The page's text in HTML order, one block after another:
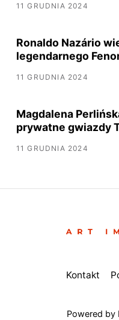
11 GRUDNIA 2024
Ronaldo Nazário
legendarnego
11 GRUDNIA 2024
Magdalena
prywatne gwiazdy
11 GRUDNIA 2024
Kontakt
Powered by